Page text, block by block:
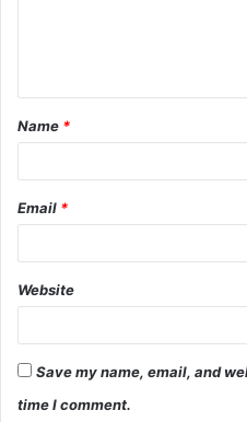
t
*
Name *
Email *
Website
Save my name, email, and
time I comment.